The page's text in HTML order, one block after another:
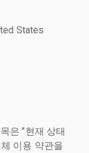
States
은 "현재 상태
이용 약관을